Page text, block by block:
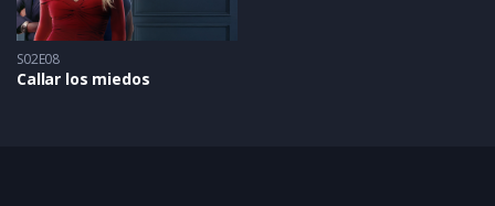
S02E08
Callar los miedos